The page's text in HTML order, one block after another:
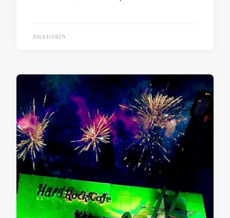
30/12/2025